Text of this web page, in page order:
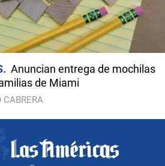
Anuncian entrega de mochilas
de Miami
CABRERA